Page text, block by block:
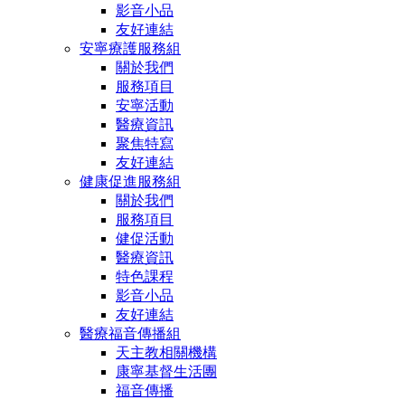
影音小品
友好連結
安寧療護服務組
關於我們
服務項目
安寧活動
醫療資訊
聚焦特寫
友好連結
健康促進服務組
關於我們
服務項目
健促活動
醫療資訊
特色課程
影音小品
友好連結
醫療福音傳播組
天主教相關機構
康寧基督生活團
福音傳播